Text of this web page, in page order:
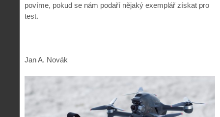
povíme, pokud se nám podaří nějaký exemplář získat pro
test.
Jan A. Novák